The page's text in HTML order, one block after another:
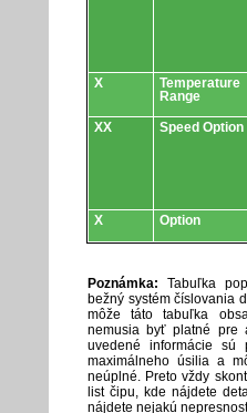
X
Temperature
Range
XX Speed Option
X Option
Poznámka: Tabuľka
bežný systém číslovania
môže táto tabuľka
nemusia byť platné pre
uvedené informácie sú
maximálneho úsilia a
neúplné. Preto vždy
list čipu, kde nájdete
nájdete nejakú